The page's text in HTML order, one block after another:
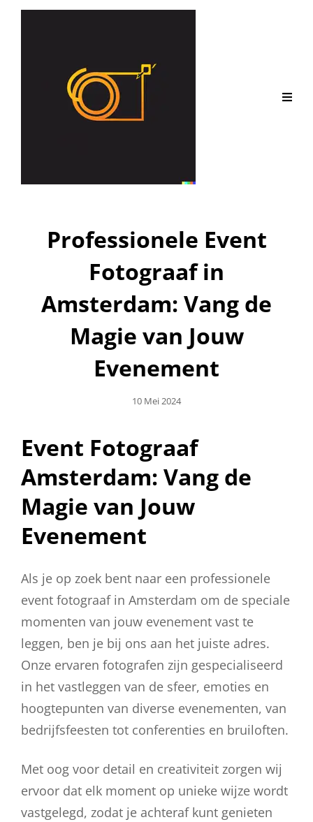
Professionele Event
Fotograaf in
Amsterdam: Vang de
Magie van Jouw
Evenement
Geplaatst
10 Mei 2024
Event Fotograaf
Amsterdam: Vang de
Magie van Jouw
Evenement
Als je op zoek bent naar een professionele
event fotograaf in Amsterdam om de speciale
momenten van jouw evenement vast te
leggen, ben je bij ons aan het juiste adres.
Onze ervaren fotografen zijn gespecialiseerd
in het vastleggen van de sfeer, emoties en
hoogtepunten van diverse evenementen, van
bedrijfsfeesten tot conferenties en bruiloften.
Met oog voor detail en creativiteit zorgen wij
ervoor dat elk moment op unieke wijze wordt
vastgelegd, zodat je achteraf kunt genieten